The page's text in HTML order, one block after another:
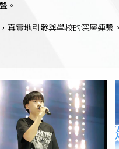
。
真實地引發與學校的深層連